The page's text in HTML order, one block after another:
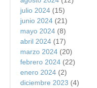
julio 2024 (15)
junio 2024 (21)
mayo 2024 (8)
abril 2024 (17)
marzo 2024 (20)
febrero 2024 (22)
enero 2024 (2)
diciembre 2023 (4)